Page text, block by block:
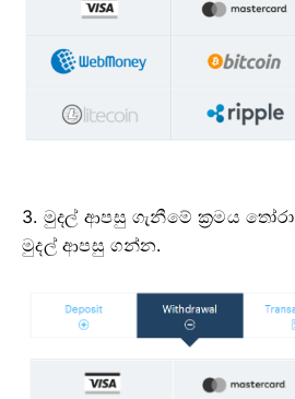
3. මුදල් ආපසු ගැනීමේ ක්‍රමය
මුදල් ආපසු ගන්න.